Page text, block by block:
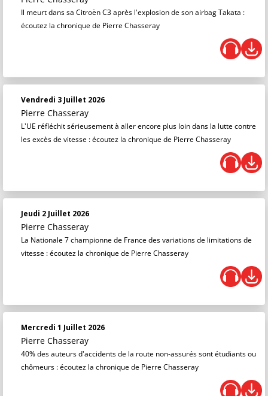
Il meurt dans sa Citroën C3 après l'explosion de son airbag Takata :
écoutez la chronique de Pierre Chasseray
Vendredi 3 Juillet 2026
Pierre Chasseray
L'UE réfléchit sérieusement à aller encore plus loin dans la lutte contre
les excès de vitesse : écoutez la chronique de Pierre Chasseray
Jeudi 2 Juillet 2026
Pierre Chasseray
La Nationale 7 championne de France des variations de limitations de
vitesse : écoutez la chronique de Pierre Chasseray
Mercredi 1 Juillet 2026
Pierre Chasseray
40% des auteurs d'accidents de la route non-assurés sont étudiants ou
chômeurs : écoutez la chronique de Pierre Chasseray